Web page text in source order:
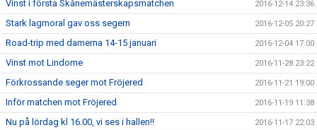
Vinst i första Skånemästerskapsmatchen 2016-12-14 23:36
Stark lagmoral gav oss segern 2016-12-05 20:27
Road-trip med damerna 14-15 januari 2016-12-04 17:00
Vinst mot Lindome 2016-11-28 23:22
Förkrossande seger mot Fröjered 2016-11-21 19:00
Inför matchen mot Fröjered 2016-11-19 11:38
Nu på lördag kl 16.00, vi ses i hallen!! 2016-11-17 22:03